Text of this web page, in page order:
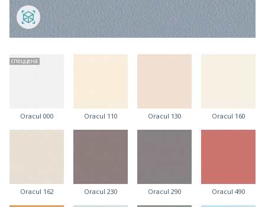
спеццена
Oracul 000 Oracul 110 Oracul 130 Oracul 160
Oracul 162 Oracul 230 Oracul 290 Oracul 490